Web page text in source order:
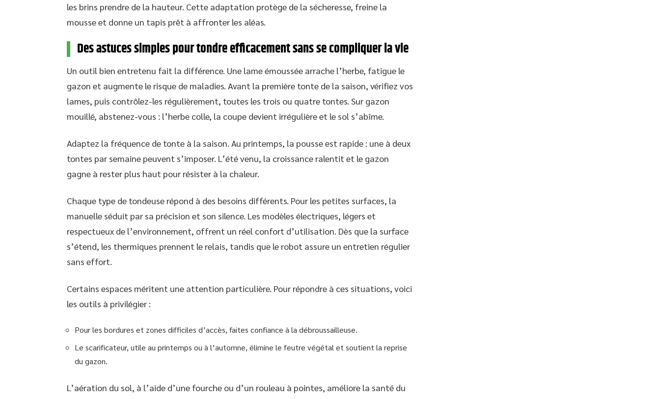
les brins prendre de la hauteur. Cette adaptation protège de la sécheresse, freine la
mousse et donne un tapis prêt à affronter les aléas.
Des astuces simples pour tondre efficacement sans se compliquer la vie
Un outil bien entretenu fait la différence. Une lame émoussée arrache l’herbe, fatigue le
gazon et augmente le risque de maladies. Avant la première tonte de la saison, vérifiez vos
lames, puis contrôlez-les régulièrement, toutes les trois ou quatre tontes. Sur gazon
mouillé, abstenez-vous : l’herbe colle, la coupe devient irrégulière et le sol s’abîme.
Adaptez la fréquence de tonte à la saison. Au printemps, la pousse est rapide : une à deux
tontes par semaine peuvent s’imposer. L’été venu, la croissance ralentit et le gazon
gagne à rester plus haut pour résister à la chaleur.
Chaque type de tondeuse répond à des besoins différents. Pour les petites surfaces, la
manuelle séduit par sa précision et son silence. Les modèles électriques, légers et
respectueux de l’environnement, offrent un réel confort d’utilisation. Dès que la surface
s’étend, les thermiques prennent le relais, tandis que le robot assure un entretien régulier
sans effort.
Certains espaces méritent une attention particulière. Pour répondre à ces situations, voici
les outils à privilégier :
Pour les bordures et zones difficiles d’accès, faites confiance à la débroussailleuse.
Le scarificateur, utile au printemps ou à l’automne, élimine le feutre végétal et soutient la reprise
du gazon.
L’aération du sol, à l’aide d’une fourche ou d’un rouleau à pointes, améliore la santé du